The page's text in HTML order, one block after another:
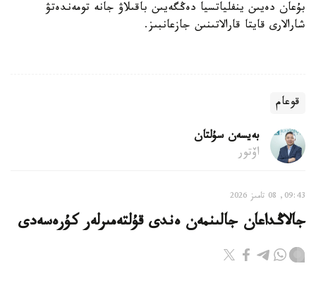
بۇعان دەيىن ينفلياتسيا دەڭگەيىن باقىلاۋ جانە تومەندەتۋ
شارالارى قايتا قارالاتىنىن جازعانبىز.
قوعام
بەيسەن سۇلتان
اۆتور
09:43, 08 تامىز 2026
جالاڭداعان جالىنمەن ەندى قۇلتەمىرلەر كۇرەسەدى